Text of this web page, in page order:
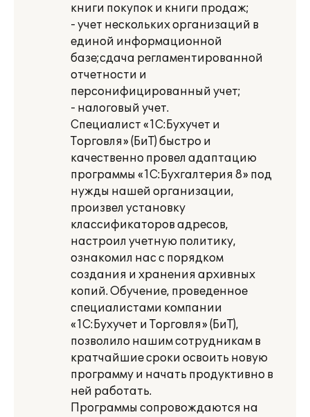
книги покупок и книги продаж;
- учет нескольких организаций в
единой информационной
базе;сдача регламентированной
отчетности и
персонифицированный учет;
- налоговый учет.
Специалист «1С:Бухучет и
Торговля» (БиТ) быстро и
качественно провел адаптацию
программы «1С:Бухгалтерия 8» под
нужды нашей организации,
произвел установку
классификаторов адресов,
настроил учетную политику,
ознакомил нас с порядком
создания и хранения архивных
копий. Обучение, проведенное
специалистами компании
«1С:Бухучет и Торговля» (БиТ),
позволило нашим сотрудникам в
кратчайшие сроки освоить новую
программу и начать продуктивно в
ней работать.
Программы сопровождаются на